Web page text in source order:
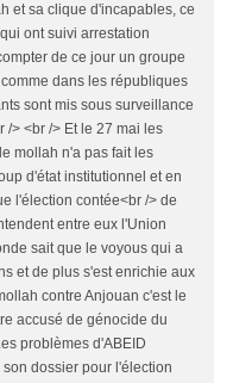
et sa clique d'incapables, ce
ont suivi arrestation
de ce jour un groupe
dans les républiques
sont mis sous surveillance
/> <br /> Et le 27 mai les
mollah n'a pas fait les
d'état institutionnel et en
l'élection contée<br /> de
entre eux l'Union
sait que le voyous qui a
et de plus s'est enrichie aux
contre Anjouan c'est le
accusé de génocide du
problèmes d'ABEID
dossier pour l'élection